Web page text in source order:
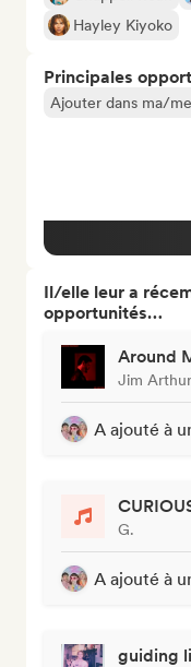
Hayley Kiyoko
Principales
Ajouter dans ma/
Il/elle leur a
opportunités…
Around
Jim Arthur
A ajouté à
G.
A ajouté à
guiding